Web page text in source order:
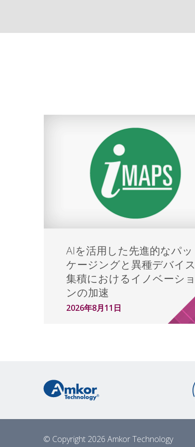
AIを活用した先進的なパッ
ケージングと異種デバイス
集積におけるイノベーショ
ンの加速
2026年8月11日
© Copyright 2026 Amkor Technology